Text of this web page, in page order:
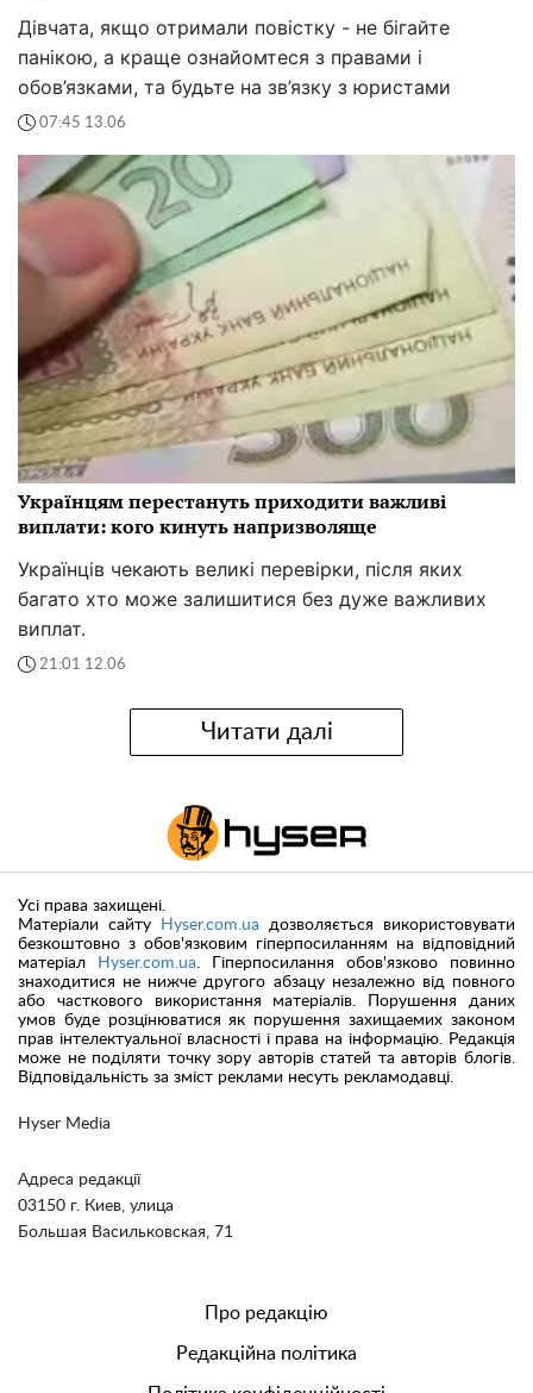
Дівчата, якщо отримали повістку - не бігайте
панікою, а краще ознайомтеся з правами і
обов’язками, та будьте на зв’язку з юристами
07:45 13.06
Українцям перестануть приходити важливі
виплати: кого кинуть напризволяще
Українців чекають великі перевірки, після яких
багато хто може залишитися без дуже важливих
виплат.
21:01 12.06
Читати далі
Hyser Media
Адреса редакції
03150 г. Киев, улица
Большая Васильковская, 71
Усі права захищені.
Матеріали сайту
Hyser.com.ua дозволяється використовувати
безкоштовно з обов'язковим гіперпосиланням на відповідний
матеріал
Hyser.com.ua. Гіперпосилання обов'язково повинно
знаходитися не нижче другого абзацу незалежно від повного
або часткового використання матеріалів. Порушення даних
умов буде розцінюватися як порушення захищаемих законом
прав інтелектуальної власності і права на інформацію. Редакція
може не поділяти точку зору авторів статей та авторів блогів.
Відповідальність за зміст реклами несуть рекламодавці.
Про редакцію
Редакційна політика